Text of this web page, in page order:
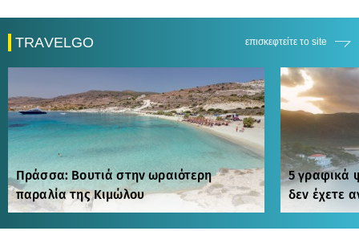
TRAVELGO επισκεφτείτε το site
Πράσσα: Βουτιά στην ωραιότερη
παραλία της Κιμώλου
5 γραφικά
δεν έχετε